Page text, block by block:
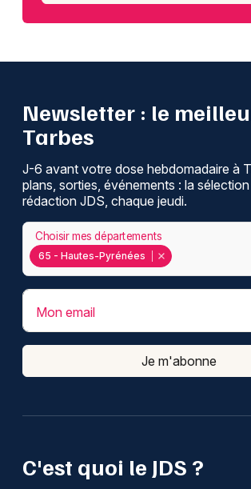
C'est quoi le JDS ?
Newsletter : le
Tarbes
J-6 avant votre dose hebdomadaire à
plans, sorties, événements : la
rédaction JDS, chaque jeudi.
65 - Hautes-Pyrénées
Choisir mes départements
Mon email
Je m'abonne